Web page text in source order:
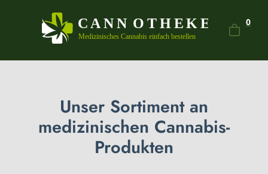
0
Unser Sortiment an
medizinischen Cannabis-
Produkten